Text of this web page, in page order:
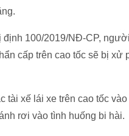
định 100/2019/NĐ-CP,
cấp trên cao tốc sẽ bị xử
tài xế lái xe trên cao tốc
rơi vào tình huống bi hài.